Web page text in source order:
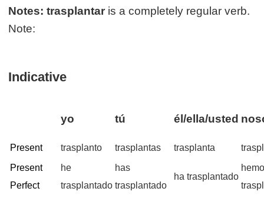
Notes: trasplantar is a completely regular verb.
Note:
Indicative
yo tú él/ella/usted
Present trasplanto trasplantas trasplanta
Present
Perfect
he
trasplantado
has
trasplantado
ha trasplantado